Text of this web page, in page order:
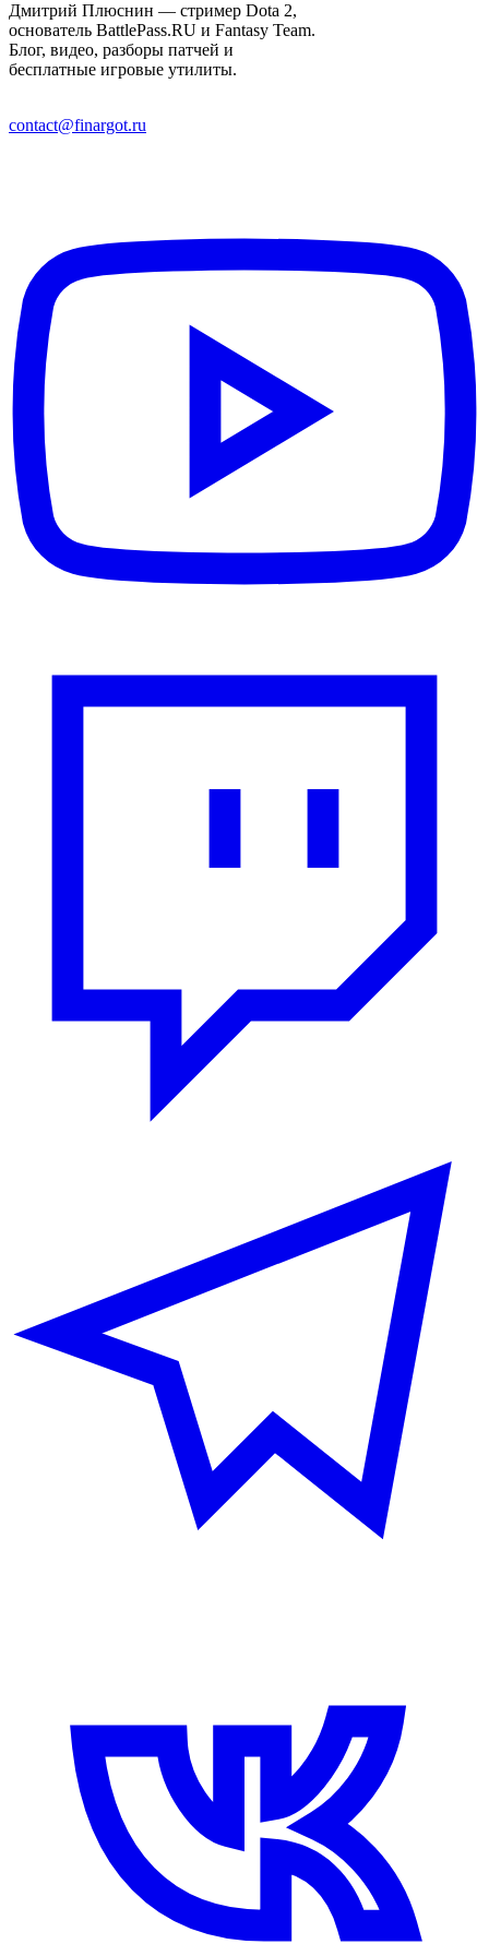
Дмитрий Плюснин — стример Dota 2,
основатель BattlePass.RU и Fantasy Team.
Блог, видео, разборы патчей и
бесплатные игровые утилиты.
contact@finargot.ru